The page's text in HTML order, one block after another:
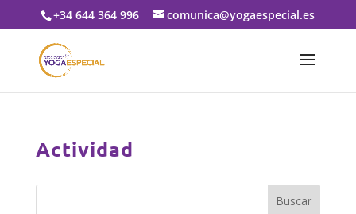
+34 644 364 996 comunica@yogaespecial.es
Actividad